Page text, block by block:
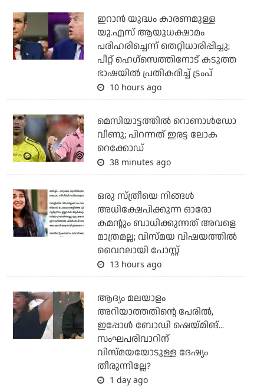
ഇറാന്‍ യുദ്ധം കാരണമുള്ള
യു.എസ് ആയുധക്ഷാമം
പരിഹരിച്ചെന്ന് തെറ്റിധാരിപ്പിച്ചു;
പീറ്റ് ഹെഗ്‌സെത്തിനോട് കടുത്ത
ഭാഷയില്‍ പ്രതികരിച്ച് ട്രംപ്
10 hours ago
മെസിയാട്ടത്തില്‍ റൊണാള്‍ഡോ
വീണു; പിറന്നത് ഇരട്ട ലോക
റെക്കോഡ്
38 minutes ago
ഒരു സ്ത്രീയെ നിങ്ങള്‍
അധിക്ഷേപിക്കുന്ന ഓരോ
കമന്റും ബാധിക്കുന്നത് അവളെ
മാത്രമല്ല; വിസ്മയ വിഷയത്തില്‍
വൈറലായി പോസ്റ്റ്
13 hours ago
ആദ്യം മലയാളം
അറിയാത്തതിന്റെ പേരില്‍,
ഇപ്പോള്‍ ബോഡി ഷെയ്മിങ്...
സംഘപരിവാറിന്
വിസ്മയയോടുള്ള ദേഷ്യം
തീരുന്നില്ലേ?
1 day ago